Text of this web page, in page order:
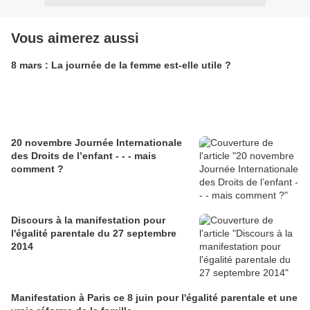
Vous aimerez aussi
8 mars : La journée de la femme est-elle utile ?
20 novembre Journée Internationale
des Droits de l’enfant - - - mais
comment ?
Discours à la manifestation pour
l'égalité parentale du 27 septembre
2014
Manifestation à Paris ce 8 juin pour l'égalité parentale et une